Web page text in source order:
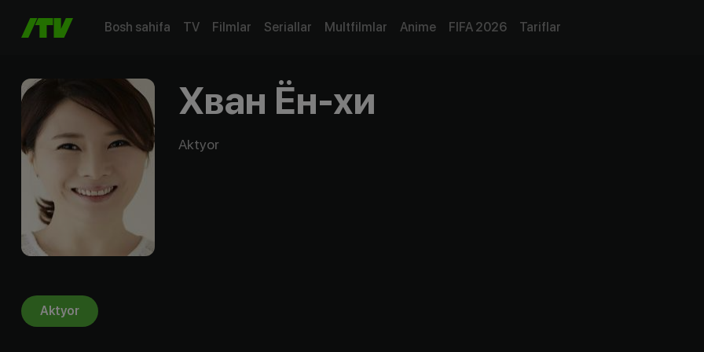
Bosh sahifa TV Filmlar Seriallar Multfilmlar Anime FIFA 2026 Tariflar
Хван Ён-хи
Aktyor
Aktyor